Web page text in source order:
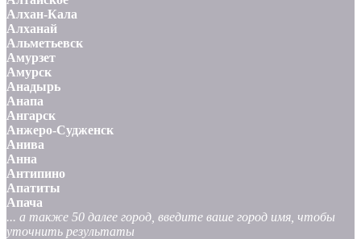
Алхан-Кала
Алханай
Альметьевск
Амурзет
Амурск
Анадырь
Анапа
Ангарск
Анжеро-Судженск
Анива
Анна
Антипино
Апатиты
Апача
... а также 50 далее город, введите ваше город имя, чтобы
уточнить результаты